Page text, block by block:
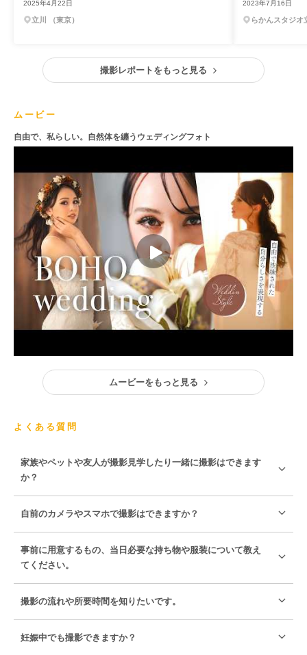
2025年4月22日
立川 （東京）
2023年7月16日
らかんスタジオ
撮影レポートをもっと見る
ムービー
自由で、私らしい。自然体を纏うウェディングフォト
ムービーをもっと見る
よくある質問
家族やペットや友人が撮影見学したり一緒に撮影はできます
か？
自前のカメラやスマホで撮影はできますか？
事前に用意するもの、当日必要な持ち物や服装について教え
てください。
撮影の流れや所要時間を知りたいです。
妊娠中でも撮影できますか？